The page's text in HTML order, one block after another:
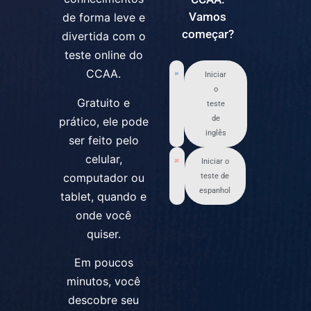
de forma leve e
divertida com o
teste online do
CCAA.
Gratuito e
prático, ele pode
ser feito pelo
celular,
computador ou
tablet, quando e
onde você
quiser.
Em poucos
minutos, você
descobre seu
Vamos
começar?
Iniciar
o
teste
de
inglês
Iniciar o
teste de
espanhol